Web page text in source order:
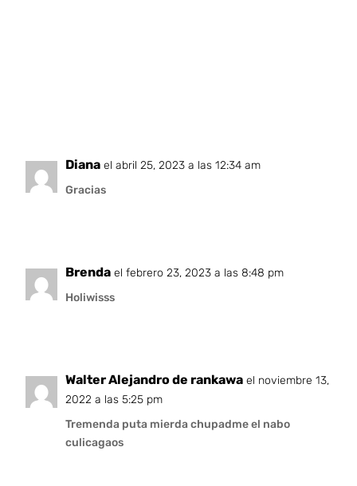
Diana el abril 25, 2023 a las 12:34 am
Gracias
Brenda el febrero 23, 2023 a las 8:48 pm
Holiwisss
Walter Alejandro de rankawa el noviembre 13,
2022 a las 5:25 pm
Tremenda puta mierda chupadme el nabo
culicagaos